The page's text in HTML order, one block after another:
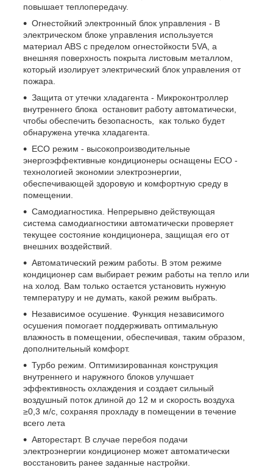
повышает теплопередачу.
Огнестойкий электронный блок управления - В
электрическом блоке управления используется
материал ABS с пределом огнестойкости 5VA, а
внешняя поверхность покрыта листовым металлом,
который изолирует электрический блок управления от
пожара.
Защита от утечки хладагента - Микроконтроллер
внутреннего блока остановит работу автоматически,
чтобы обеспечить безопасность, как только будет
обнаружена утечка хладагента.
ЕСО режим - высокопроизводительные
энергоэффективные кондиционеры оснащены ECO -
технологией экономии электроэнергии,
обеспечивающей здоровую и комфортную среду в
помещении.
Самодиагностика. Непрерывно действующая
система самодиагностики автоматически проверяет
текущее состояние кондиционера, защищая его от
внешних воздействий.
Автоматический режим работы. В этом режиме
кондиционер сам выбирает режим работы на тепло или
на холод. Вам только остается установить нужную
температуру и не думать, какой режим выбрать.
Независимое осушение. Функция независимого
осушения помогает поддерживать оптимальную
влажность в помещении, обеспечивая, таким образом,
дополнительный комфорт.
Турбо режим. Оптимизированная конструкция
внутреннего и наружного блоков улучшает
эффективность охлаждения и создает сильный
воздушный поток длиной до 12 м и скорость воздуха
≥0,3 м/с, сохраняя прохладу в помещении в течение
всего лета
Авторестарт. В случае перебоя подачи
электроэнергии кондиционер может автоматически
восстановить ранее заданные настройки.